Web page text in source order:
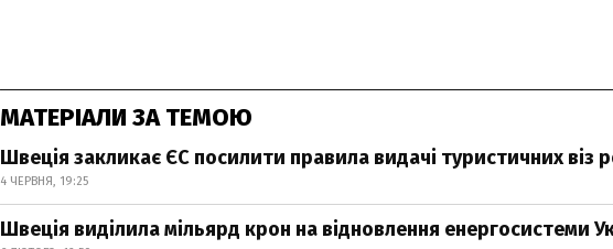
МАТЕРІАЛИ ЗА ТЕМОЮ
Швеція закликає ЄС посилити правила видачі туристичних віз
4 ЧЕРВНЯ, 19:25
Швеція виділила мільярд крон на відновлення енергосистеми